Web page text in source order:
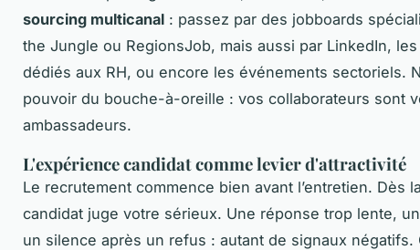
sourcing multicanal : passez par des jobboards
the Jungle ou RegionsJob, mais aussi par LinkedIn,
dédiés aux RH, ou encore les événements sectoriels.
pouvoir du bouche-à-oreille : vos collaborateurs sont
ambassadeurs.
L'expérience candidat comme levier d'attractivité
Le recrutement commence bien avant l’entretien. Dès
candidat juge votre sérieux. Une réponse trop lente,
un silence après un refus : autant de signaux négatifs.